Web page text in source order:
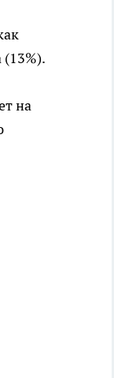
(13%).
на